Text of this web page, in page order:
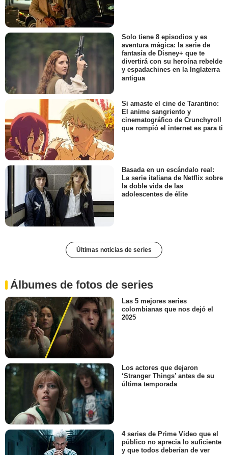
Solo tiene 8 episodios y es
aventura mágica: la serie de
fantasía de Disney+ que te
divertirá con su heroína rebelde
y espadachines en la Inglaterra
antigua
Si amaste el cine de Tarantino:
El anime sangriento y
cinematográfico de Crunchyroll
que rompió el internet es para ti
Basada en un escándalo real:
La serie italiana de Netflix sobre
la doble vida de las
adolescentes de élite
Últimas noticias de series
Álbumes de fotos de series
Las 5 mejores series
colombianas que nos dejó el
2025
Los actores que dejaron
‘Stranger Things’ antes de su
última temporada
4 series de Prime Video que el
público no aprecia lo suficiente
y que todos deberían de ver